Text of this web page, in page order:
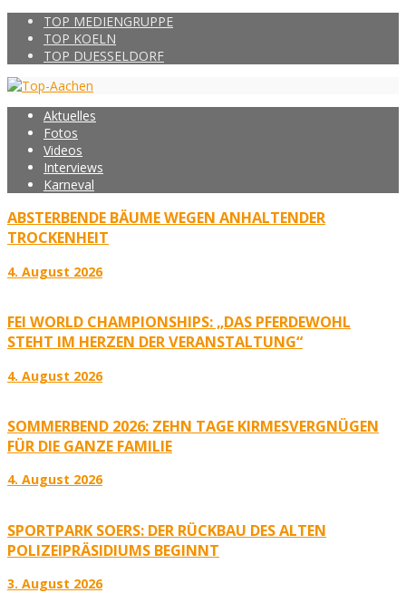
TOP MEDIENGRUPPE
TOP KOELN
TOP DUESSELDORF
Aktuelles
Fotos
Videos
Interviews
Karneval
ABSTERBENDE BÄUME WEGEN ANHALTENDER
TROCKENHEIT
4. August 2026
FEI WORLD CHAMPIONSHIPS: „DAS PFERDEWOHL
STEHT IM HERZEN DER VERANSTALTUNG“
4. August 2026
SOMMERBEND 2026: ZEHN TAGE KIRMESVERGNÜGEN
FÜR DIE GANZE FAMILIE
4. August 2026
SPORTPARK SOERS: DER RÜCKBAU DES ALTEN
POLIZEIPRÄSIDIUMS BEGINNT
3. August 2026